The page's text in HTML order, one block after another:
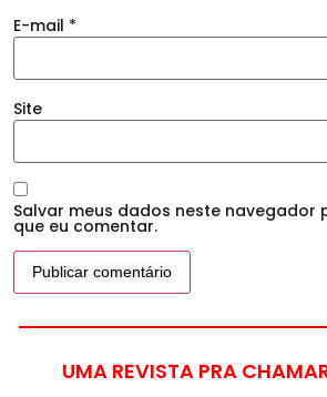
E-mail *
Site
Salvar meus dados neste navegador
que eu comentar.
UMA REVISTA PRA